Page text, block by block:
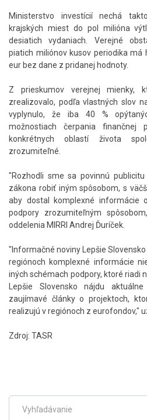
Ministerstvo investícií nechá
krajských miest do pol milióna
desiatich vydaniach. Verejné
piatich miliónov kusov periodika má
eur bez dane z pridanej hodnoty.
Z prieskumov verejnej mienky,
zrealizovalo, podľa vlastných slov
vyplynulo, že iba 40 %
možnostiach čerpania finančnej
konkrétnych oblastí života
zrozumiteľné.
"Rozhodli sme sa povinnú
zákona robiť iným spôsobom, s
aby dostal komplexné informácie
podpory zrozumiteľným
oddelenia MIRRI Andrej Ďuríček.
"Informačné noviny Lepšie
regiónoch komplexné informácie
iných schémach podpory, ktoré riadi
Lepšie Slovensko nájdu
zaujímavé články o projektoch,
realizujú v regiónoch z eurofondov,"
Zdroj: TASR
hlavné
menu
Fulltextové